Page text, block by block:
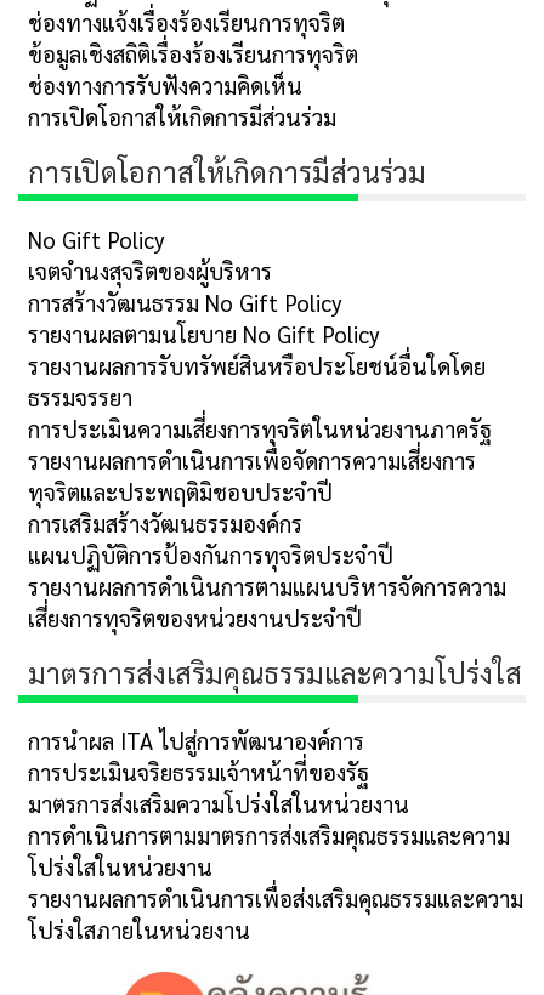
ช่องทางแจ้งเรื่องร้องเรียนการทุจริต
ข้อมูลเชิงสถิติเรื่องร้องเรียนการทุจริต
ช่องทางการรับฟังความคิดเห็น
การเปิดโอกาสให้เกิดการมีส่วนร่วม
การเปิดโอกาสให้เกิดการมีส่วนร่วม
No Gift Policy
เจตจำนงสุจริตของผู้บริหาร
การสร้างวัฒนธรรม No Gift Policy
รายงานผลตามนโยบาย No Gift Policy
รายงานผลการรับทรัพย์สินหรือประโยชน์อื่นใดโดย
ธรรมจรรยา
การประเมินความเสี่ยงการทุจริตในหน่วยงานภาครัฐ
รายงานผลการดำเนินการเพื่อจัดการความเสี่ยงการ
ทุจริตและประพฤติมิชอบประจำปี
การเสริมสร้างวัฒนธรรมองค์กร
แผนปฏิบัติการป้องกันการทุจริตประจำปี
รายงานผลการดำเนินการตามแผนบริหารจัดการความ
เสี่ยงการทุจริตของหน่วยงานประจำปี
มาตรการส่งเสริมคุณธรรมและความโปร่งใส
การนำผล ITA ไปสู่การพัฒนาองค์การ
การประเมินจริยธรรมเจ้าหน้าที่ของรัฐ
มาตรการส่งเสริมความโปร่งใสในหน่วยงาน
การดำเนินการตามมาตรการส่งเสริมคุณธรรมและความ
โปร่งใสในหน่วยงาน
รายงานผลการดำเนินการเพื่อส่งเสริมคุณธรรมและความ
โปร่งใสภายในหน่วยงาน